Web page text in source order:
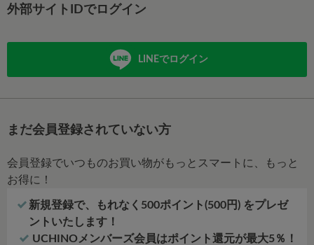
外部サイトIDでログイン
LINEでログイン
まだ会員登録されていない方
会員登録でいつものお買い物がもっとスマートに、もっと
お得に！
新規登録で、もれなく500ポイント(500円) をプレゼ
ントいたします！
UCHINOメンバーズ会員はポイント還元が最大5％！